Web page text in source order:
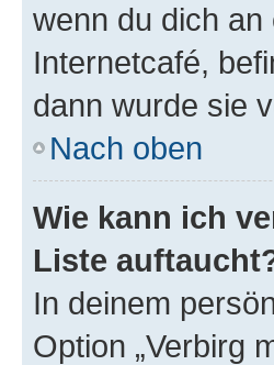
wenn du dich an
Internetcafé,
dann wurde sie
Nach oben
Wie kann ich
Liste
In deinem
Option „Verbirg